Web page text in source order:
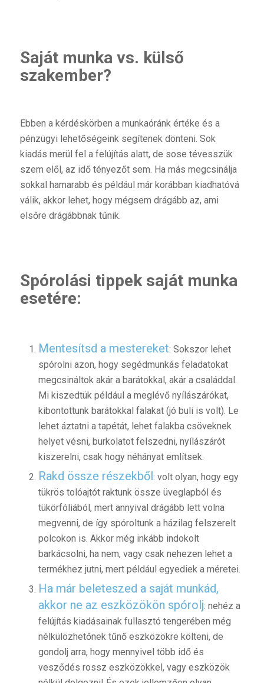
Saját munka vs. külső
szakember?
Ebben a kérdéskörben a munkaóránk értéke és a
pénzügyi lehetőségeink segítenek dönteni. Sok
kiadás merül fel a felújítás alatt, de sose tévesszük
szem elől, az idő tényezőt sem. Ha más megcsinálja
sokkal hamarabb és például már korábban kiadhatóvá
válik, akkor lehet, hogy mégsem drágább az, ami
elsőre drágábbnak tűnik.
Spórolási tippek saját munka
esetére:
Mentesítsd a mestereket: Sokszor lehet
spórolni azon, hogy segédmunkás feladatokat
megcsináltok akár a barátokkal, akár a családdal.
Mi kiszedtük például a meglévő nyílászárókat,
kibontottunk barátokkal falakat (jó buli is volt). Le
lehet áztatni a tapétát, lehet falakba csöveknek
helyet vésni, burkolatot felszedni, nyílászárót
kiszerelni, csak hogy néhányat említsek.
Rakd össze részekből: volt olyan, hogy egy
tükrös tolóajtót raktunk össze üveglapból és
tükörfóliából, mert annyival drágább lett volna
megvenni, de így spóroltunk a házilag felszerelt
polcokon is. Akkor még inkább indokolt
barkácsolni, ha nem, vagy csak nehezen lehet a
termékhez jutni, mert például egyediek a méretei.
Ha már beleteszed a saját munkád,
akkor ne az eszközökön spórolj: nehéz a
felújítás kiadásainak fullasztó tengerében még
nélkülözhetőnek tűnő eszközökre költeni, de
gondolj arra, hogy mennyivel több idő és
vesződés rossz eszközökkel, vagy eszközök